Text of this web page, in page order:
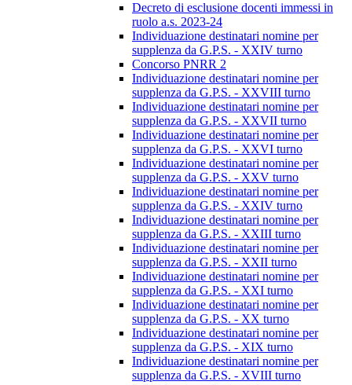
Decreto di esclusione docenti immessi in
ruolo a.s. 2023-24
Individuazione destinatari nomine per
supplenza da G.P.S. - XXIV turno
Concorso PNRR 2
Individuazione destinatari nomine per
supplenza da G.P.S. - XXVIII turno
Individuazione destinatari nomine per
supplenza da G.P.S. - XXVII turno
Individuazione destinatari nomine per
supplenza da G.P.S. - XXVI turno
Individuazione destinatari nomine per
supplenza da G.P.S. - XXV turno
Individuazione destinatari nomine per
supplenza da G.P.S. - XXIV turno
Individuazione destinatari nomine per
supplenza da G.P.S. - XXIII turno
Individuazione destinatari nomine per
supplenza da G.P.S. - XXII turno
Individuazione destinatari nomine per
supplenza da G.P.S. - XXI turno
Individuazione destinatari nomine per
supplenza da G.P.S. - XX turno
Individuazione destinatari nomine per
supplenza da G.P.S. - XIX turno
Individuazione destinatari nomine per
supplenza da G.P.S. - XVIII turno